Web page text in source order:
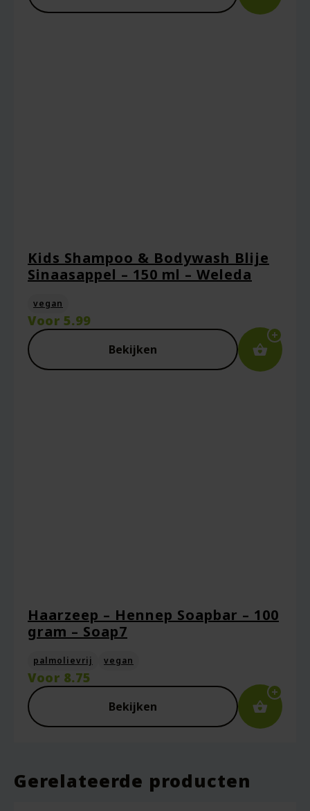
Kids Shampoo & Bodywash Blije
Sinaasappel – 150 ml – Weleda
vegan
Voor 5.99
Bekijken
Haarzeep – Hennep Soapbar – 100
gram – Soap7
palmolievrij vegan
Voor 8.75
Bekijken
Gerelateerde producten